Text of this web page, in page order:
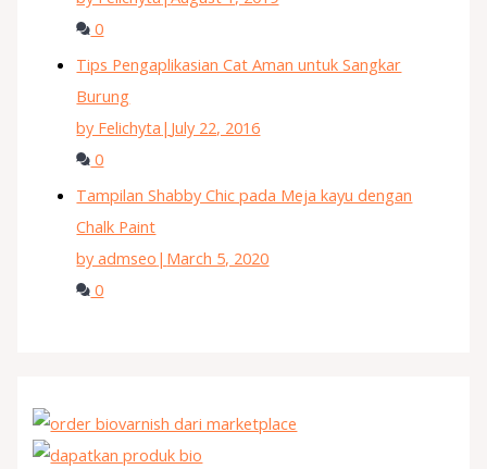
0
Tips Pengaplikasian Cat Aman untuk Sangkar
Burung
by Felichyta | July 22, 2016
0
Tampilan Shabby Chic pada Meja kayu dengan
Chalk Paint
by admseo | March 5, 2020
0